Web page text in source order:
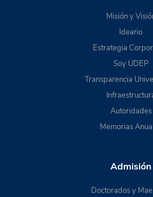
Misión y
Ideario
Estrategia
Soy UDEP
Transparencia
Autoridades
Memorias
Admisión
Doctorados y